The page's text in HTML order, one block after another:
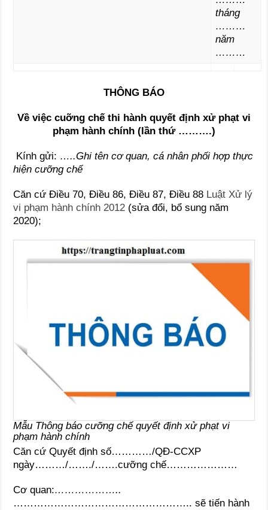
tháng
………
năm
………
THÔNG BÁO
Về việc cuỡng chế thi hành quyết định xử phạt vi
phạm hành chính(lần thứ ……….)
Kính gửi: …..Ghi tên cơ quan, cá nhân phối hợp thực
hiện cưỡng chế
Căn cứ Điều 70, Điều 86, Điều 87, Điều 88 Luật Xử lý
vi phạm hành chính 2012 (sửa đổi, bổ sung năm
2020);
Mẫu Thông báo cưỡng chế quyết định xử phạt vi
phạm hành chính
Căn cứ Quyết định số…………/QĐ-CCXP
ngày………/……./…….cưỡng chế…………………
Cơ quan:………………..
…………………………………………….. sẽ tiến hành